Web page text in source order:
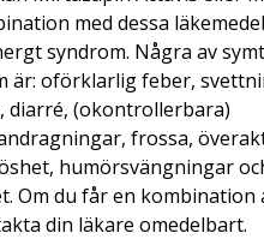
med dessa
syndrom. Några av
är: oförklarlig feber,
diarré, (okontrollerbara)
frossa,
humörsvängningar
Om du får en kombination
din läkare omedelbart.